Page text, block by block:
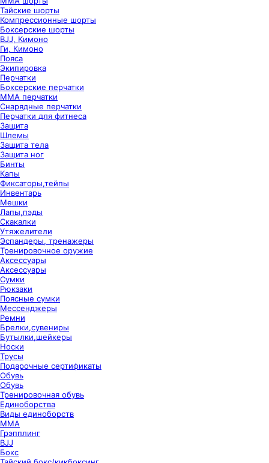
Тайские шорты
Компрессионные шорты
Боксерские шорты
BJJ, Кимоно
Ги, Кимоно
Пояса
Экипировка
Перчатки
Боксерские перчатки
ММА перчатки
Снарядные перчатки
Перчатки для фитнеса
Защита
Шлемы
Защита тела
Защита ног
Бинты
Капы
Фиксаторы,тейпы
Инвентарь
Мешки
Лапы,пэды
Скакалки
Утяжелители
Эспандеры, тренажеры
Тренировочное оружие
Аксессуары
Аксессуары
Сумки
Рюкзаки
Поясные сумки
Мессенджеры
Ремни
Брелки,сувениры
Бутылки,шейкеры
Носки
Трусы
Подарочные сертификаты
Обувь
Обувь
Тренировочная обувь
Единоборства
Виды единоборств
ММА
Грэпплинг
BJJ
Бокс